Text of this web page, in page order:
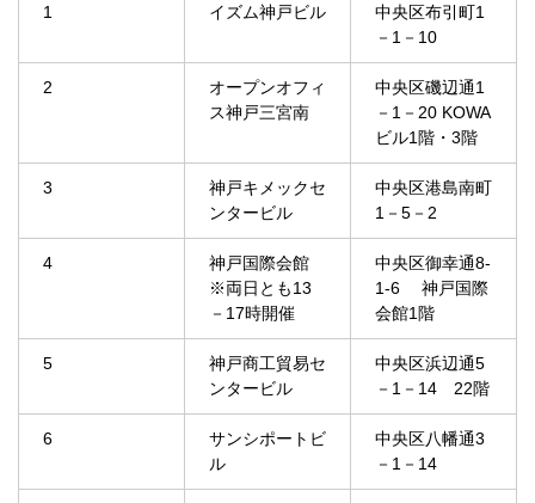
1 イズム神戸ビル
中央区布引町1
－1－10
2
オープンオフィ
ス神戸三宮南
中央区磯辺通1
－1－20 KOWA
ビル1階・3階
3
神戸キメックセ
ンタービル
中央区港島南町
1－5－2
4
神戸国際会館
※両日とも13
－17時開催
中央区御幸通8-
1-6 神戸国際
会館1階
5
神戸商工貿易セ
ンタービル
中央区浜辺通5
－1－14 22階
6
サンシポートビ
ル
中央区八幡通3
－1－14